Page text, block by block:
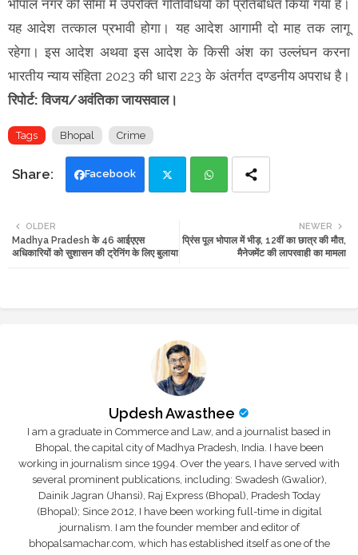
भोपाल नगर की सीमा में उपरोक्त गतिविधियों को प्रतिबंधित किया गया है।
यह आदेश तत्काल प्रभावी होगा। यह आदेश आगामी दो माह तक लागू
रहेगा। इस आदेश अथवा इस आदेश के किसी अंश का उल्लंघन करना
भारतीय न्याय संहिता 2023 की धारा 223 के अंतर्गत दण्डनीय अपराध है।
रिपोर्ट: विजय/अवंतिका जायसवाल।
Tags Bhopal Crime
Facebook
ats
NEWER
प्रिंस पूल भोपाल में भीड़, 12वीं का छात्र की मौत,
मैनेजमेंट की लापरवाही का मामला
OLDER
Madhya Pradesh के 46 आईएएस
अधिकारियों को सुशासन की ट्रेनिंग के लिए बुलाया
Updesh Awasthee
I am a graduate in Commerce and Law, and a journalist based in
Bhopal, the capital city of Madhya Pradesh, India. I have been
working in journalism since 1994. Over the years, I have served with
several prominent publications, including: Swadesh (Gwalior),
Dainik Jagran (Jhansi), Raj Express (Bhopal), Pradesh Today
(Bhopal); Since 2012, I have been working full-time in digital
journalism. I am the founder member and editor of
bhopalsamachar.com, which has established itself as one of the